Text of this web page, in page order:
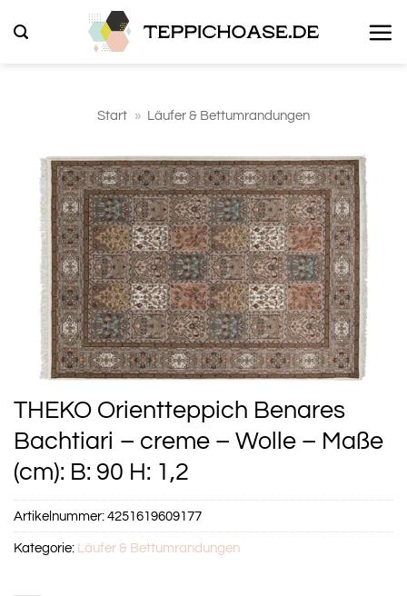
Inhalt
Start » Läufer & Bettumrandungen
THEKO Orientteppich Benares
Bachtiari – creme – Wolle – Maße
(cm): B: 90 H: 1,2
Artikelnummer:4251619609177
Kategorie: Läufer & Bettumrandungen